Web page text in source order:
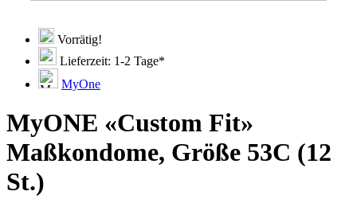
Vorrätig!
Lieferzeit: 1-2 Tage*
MyOne
MyONE «Custom Fit»
Maßkondome, Größe 53C (12
St.)